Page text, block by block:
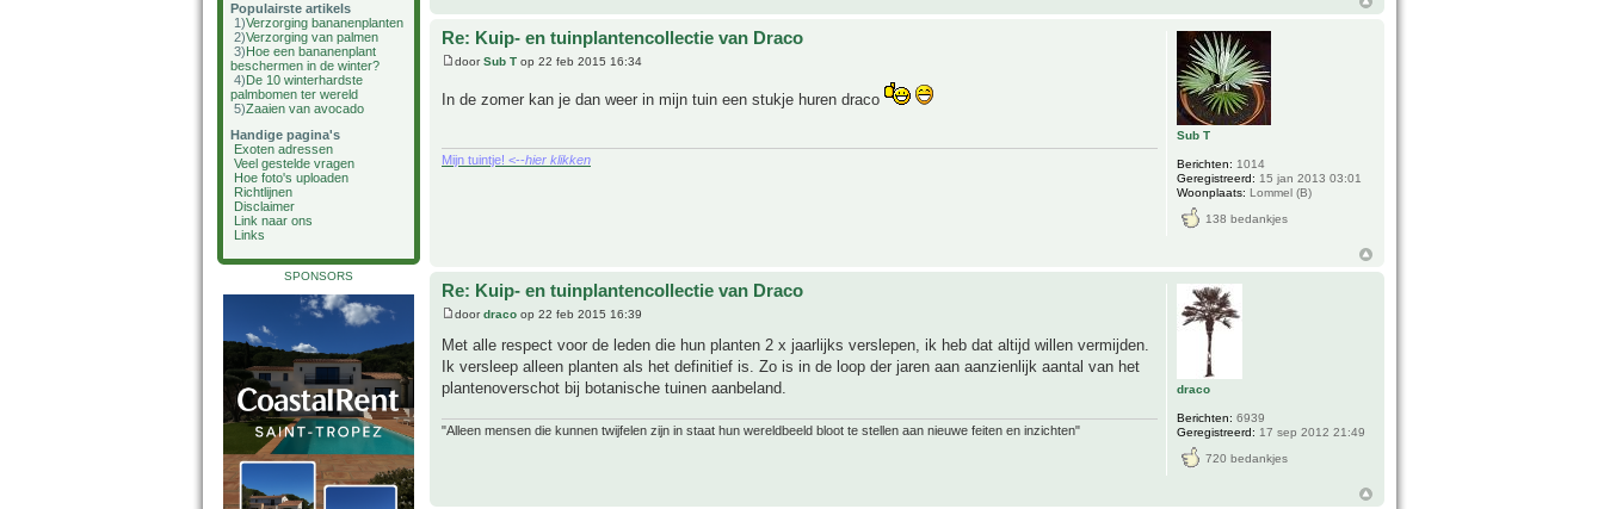
Populairste artikels
1)Verzorging bananenplanten
2)Verzorging van palmen
3)Hoe een bananenplant
beschermen in de winter?
4)De 10 winterhardste
palmbomen ter wereld
5)Zaaien van avocado
Handige pagina's
Exoten adressen
Veel gestelde vragen
Hoe foto's uploaden
Richtlijnen
Disclaimer
Link naar ons
Links
SPONSORS
Re: Kuip- en tuinplantencollectie van Draco
doorSub T op 22 feb 2015 16:34
In de zomer kan je dan weer in mijn tuin een stukje huren draco
Mijn tuintje! <--hier klikken
Sub T
Berichten: 1014
Geregistreerd: 15 jan 2013 03:01
Woonplaats: Lommel (B)
138 bedankjes
Re: Kuip- en tuinplantencollectie van Draco
doordraco op 22 feb 2015 16:39
Met alle respect voor de leden die hun planten 2 x jaarlijks verslepen, ik heb dat altijd willen vermijden.
Ik versleep alleen planten als het definitief is. Zo is in de loop der jaren aan aanzienlijk aantal van het
plantenoverschot bij botanische tuinen aanbeland.
"Alleen mensen die kunnen twijfelen zijn in staat hun wereldbeeld bloot te stellen aan nieuwe feiten en inzichten"
draco
Berichten: 6939
Geregistreerd: 17 sep 2012 21:49
720 bedankjes